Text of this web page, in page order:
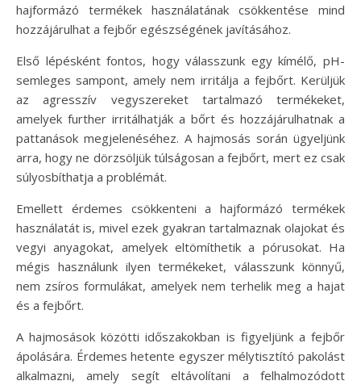
hajformázó termékek használatának csökkentése mind
hozzájárulhat a fejbőr egészségének javításához.
Első lépésként fontos, hogy válasszunk egy kímélő, pH-
semleges sampont, amely nem irritálja a fejbőrt. Kerüljük
az agresszív vegyszereket tartalmazó termékeket,
amelyek further irritálhatják a bőrt és hozzájárulhatnak a
pattanások megjelenéséhez. A hajmosás során ügyeljünk
arra, hogy ne dörzsöljük túlságosan a fejbőrt, mert ez csak
súlyosbíthatja a problémát.
Emellett érdemes csökkenteni a hajformázó termékek
használatát is, mivel ezek gyakran tartalmaznak olajokat és
vegyi anyagokat, amelyek eltömíthetik a pórusokat. Ha
mégis használunk ilyen termékeket, válasszunk könnyű,
nem zsíros formulákat, amelyek nem terhelik meg a hajat
és a fejbőrt.
A hajmosások közötti időszakokban is figyeljünk a fejbőr
ápolására. Érdemes hetente egyszer mélytisztító pakolást
alkalmazni, amely segít eltávolítani a felhalmozódott